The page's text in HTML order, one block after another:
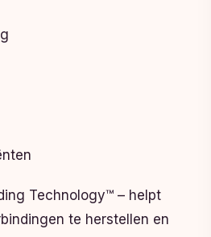
Technology™ – helpt
te herstellen en